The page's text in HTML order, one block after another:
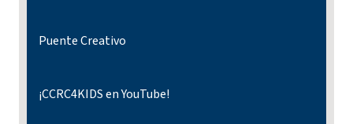
Puente Creativo
¡CCRC4KIDS en YouTube!